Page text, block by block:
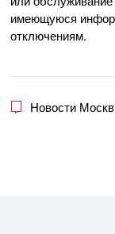
имеющуюся
отключениям.
Новости